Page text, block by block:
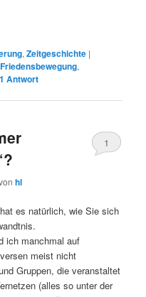
,Zeitgeschichte |
Friedensbewegung,
1 Antwort
hl
1
es natürlich, wie Sie sich
ich manchmal auf
meist nicht
Gruppen, die veranstaltet
(alles so unter der